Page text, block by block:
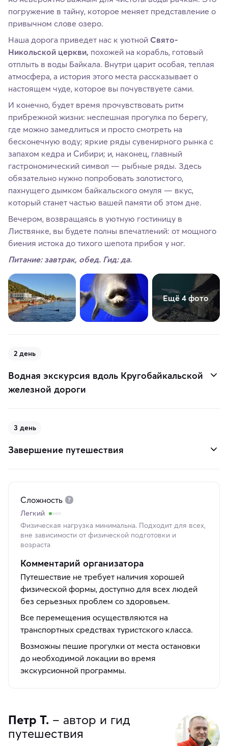
погружение в тайну, которое меняет представление о
привычном слове озеро.
Наша дорога приведет нас к уютной Свято-
Никольской церкви, похожей на корабль, готовый
отплыть в воды Байкала. Внутри царит особая, теплая
атмосфера, а история этого места рассказывает о
настоящем чуде, которое вы почувствуете сами.
И конечно, будет время прочувствовать ритм
прибрежной жизни: неспешная прогулка по берегу,
где можно замедлиться и просто смотреть на
бесконечную воду; яркие ряды сувенирного рынка с
запахом кедра и Сибири; и, наконец, главный
гастрономический символ — рыбные ряды. Здесь
обязательно нужно попробовать золотистого,
пахнущего дымком байкальского омуля — вкус,
который станет частью вашей памяти об этом дне.
Вечером, возвращаясь в уютную гостиницу в
Листвянке, вы будете полны впечатлений: от мощного
биения истока до тихого шепота прибоя у ног.
Питание: завтрак, обед. Гид: да.
Ещё 4 фото
2 день
Водная экскурсия вдоль Кругобайкальской
железной дороги
3 день
Завершение путешествия
Сложность
Легкий
Физическая нагрузка минимальна. Подходит для всех,
вне зависимости от физической подготовки и
возраста
Комментарий организатора
Путешествие не требует наличия хорошей
физической формы, доступно для всех людей
без серьезных проблем со здоровьем.
Все перемещения осуществляются на
транспортных средствах туристского класса.
Возможны пешие прогулки от места остановки
до необходимой локации во время
экскурсионной программы.
Петр Т. – автор и гид
путешествия